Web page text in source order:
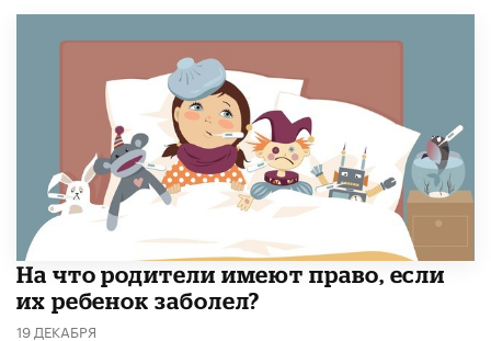
На что родители имеют право, если
их ребенок заболел?
19 ДЕКАБРЯ